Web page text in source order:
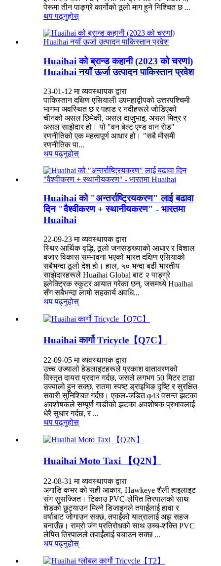
पेरूमा तीन पाङ्ग्रे कार्गोको ठूलो माग हुने निश्चित छ ...
थप पढ्नुहोस्
Huaihai को ब्रान्ड कहानी (2023 को चरणⅠ)
Huaihai नयाँ ऊर्जा उत्पादन पाकिस्तान प्रवेश
23-01-12 मा व्यवस्थापक द्वारा
पाकिस्तान दक्षिण एसियाली उपमहाद्वीपको उत्तरपश्चिमी
भागमा अवस्थित छ र पहाड र नदीहरूले जोडिएको
चीनको असल छिमेकी, असल दाजुभाइ, असल मित्र र
असल साझेदार हो। यो "वन बेल्ट एण्ड वान रोड"
रणनीतिको एक महत्वपूर्ण आधार हो। "सबै मौसमी
रणनीतिक पा...
थप पढ्नुहोस्
Huaihai को "अन्तर्राष्ट्रियकरण" लाई बढावा
दिन "वैश्वीकरण + स्थानीयकरण" - भारतमा
Huaihai
22-09-23 मा व्यवस्थापक द्वारा
स्थिर आर्थिक वृद्धि, ठूलो जनसङ्ख्याको आधार र विशाल
बजार विकास सम्भावना भएको भारत दक्षिण एसियाको
सबैभन्दा ठूलो देश हो। हाल, ५० भन्दा बढी भारतीय
साझेदारहरूले Huaihai Global बाट २ पाङ्ग्रे
इलेक्ट्रिक स्कुटर आयात गरेका छन्, जसमध्ये Huaihai
सँग सबैभन्दा लामो सहकार्य अवधि...
थप पढ्नुहोस्
Huaihai कार्गो Tricycle【Q7C】
22-09-05 मा व्यवस्थापक द्वारा
उच्च उज्यालो हेडलाइटहरूले प्रकाश वातावरणको
विस्तृत दायरा प्रदान गर्दछ, जसले लगभग 50 मिटर टाढा
उज्यालो हुन सक्छ, रातमा स्पष्ट ड्राइभिङ दृष्टि र सुरक्षित
सवारी सुनिश्चित गर्दछ। एकल-जडित φ43 वसन्त झटका
अवशोषकले सम्पूर्ण गाडीको झटका अवशोषक प्रभावलाई
धेरै सुधार गर्दछ, र ...
थप पढ्नुहोस्
Huaihai Moto Taxi 【Q2N】
22-08-31 मा व्यवस्थापक द्वारा
अगाडि कभर को सही आकार, Hawkeye शैली हाइलाइट
संग सुसज्जित। टिकाउ PVC-लेपित तिरपालको साथ
शेडको छुट्याउन मिल्ने डिजाइनले तपाईंलाई हावा र
वर्षाबाट जोगाउन सक्छ, तपाईंको यात्रालाई अझ सहज
बनाउँछ। राम्रो जंग प्रतिरोधको साथ उच्च-शक्ति PVC
लेपित तिरपालले तपाईंलाई बचाउन सक्छ ...
थप पढ्नुहोस्